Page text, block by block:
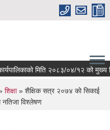
मिति २०८३/०४/१२ को मुख्य
शिक्षा» शैक्षिक सत्र २०७४ काे सिकाई
नतिजा विश्लेषण